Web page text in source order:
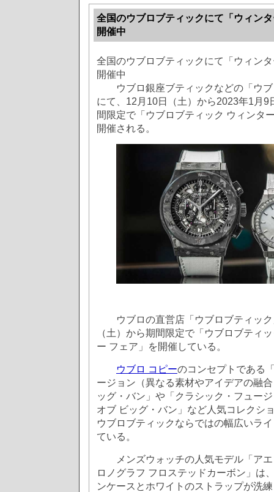
全国のウブロブティックにて「ウィン
開催中
全国のウブロブティックにて「ウィン
開催中
ウブロ銀座ブティックなどの「ウブ
にて、12月10日（土）から2023年1月9
間限定で「ウブロブティック ウィンタ
開催される。
ウブロの直営店「ウブロブティック
（土）から期間限定で「ウブロブティ
ー フェア」を開催している。
ウブロ コピーのコンセプトである
ージョン（異なる素材やアイデアの融
ッグ・バン」や「クラシック・フュー
オブ ビッグ・バン」など人気コレクシ
ウブロブティックならではの幅広いラ
ている。
メンズウォッチの人気モデル「アエ
ロノグラフ フロステッドカーボン」は
ンケースとホワイトのストラップが洗